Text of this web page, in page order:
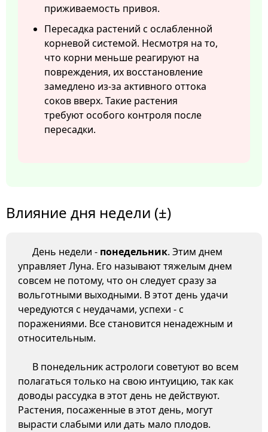
приживаемость привоя.
Пересадка растений с ослабленной
корневой системой. Несмотря на то,
что корни меньше реагируют на
повреждения, их восстановление
замедлено из-за активного оттока
соков вверх. Такие растения
требуют особого контроля после
пересадки.
Влияние дня недели (±)
День недели - понедельник. Этим днем
управляет Луна. Его называют тяжелым днем
совсем не потому, что он следует сразу за
вольготными выходными. В этот день удачи
чередуются с неудачами, успехи - с
поражениями. Все становится ненадежным и
относительным.
В понедельник астрологи советуют во всем
полагаться только на свою интуицию, так как
доводы рассудка в этот день не действуют.
Растения, посаженные в этот день, могут
вырасти слабыми или дать мало плодов.